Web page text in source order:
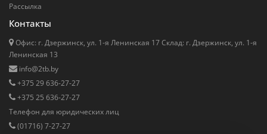
Рассылка
Контакты
Офис: г. Дзержинск, ул. 1-я Ленинская 17 Cклад: г. Дзержинск, ул. 1-я
Ленинская 13
info@2tb.by
+375 29 636-27-27
+375 25 636-27-27
Телефон для юридических лиц
(01716) 7-27-27